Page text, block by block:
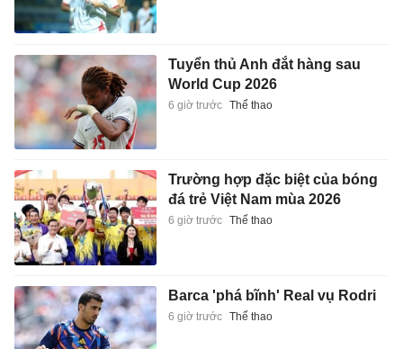
Tuyển thủ Anh đắt hàng sau
World Cup 2026
6 giờ trước Thể thao
Trường hợp đặc biệt của bóng
đá trẻ Việt Nam mùa 2026
6 giờ trước Thể thao
Barca 'phá bĩnh' Real vụ Rodri
6 giờ trước Thể thao